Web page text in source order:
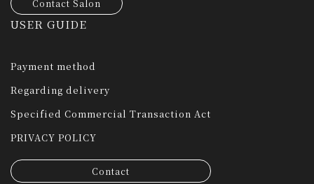
Contact Salon
USER GUIDE
Payment method
Regarding delivery
Specified Commercial Transaction Act
PRIVACY POLICY
Contact